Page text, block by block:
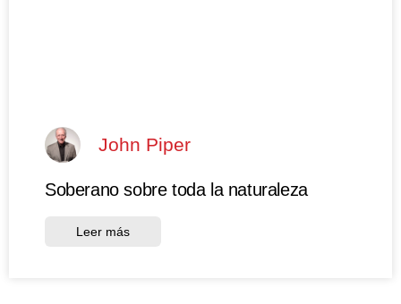
John Piper
Soberano sobre toda la naturaleza
Leer más